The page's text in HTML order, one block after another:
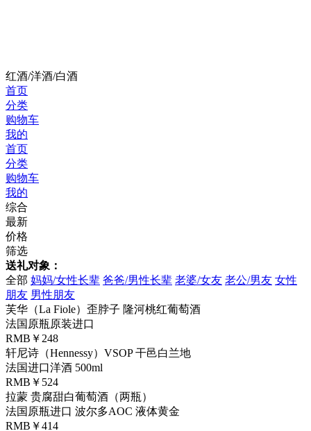
红酒/洋酒/白酒
首页
分类
购物车
我的
首页
分类
购物车
我的
综合
最新
价格
筛选
送礼对象：
全部 妈妈/女性长辈 爸爸/男性长辈 老婆/女友 老公/男友 女性
朋友 男性朋友
芙华（La Fiole）歪脖子 隆河桃红葡萄酒
法国原瓶原装进口
RMB￥248
轩尼诗（Hennessy）VSOP 干邑白兰地
法国进口洋酒 500ml
RMB￥524
拉蒙 贵腐甜白葡萄酒（两瓶）
法国原瓶进口 波尔多AOC 液体黄金
RMB￥414